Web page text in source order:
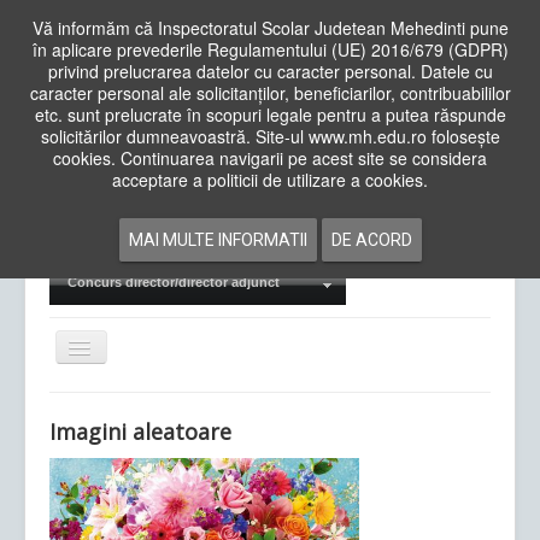
Vă informăm că Inspectoratul Scolar Judetean Mehedinti pune
în aplicare prevederile Regulamentului (UE) 2016/679 (GDPR)
privind prelucrarea datelor cu caracter personal. Datele cu
caracter personal ale solicitanților, beneficiarilor, contribuabililor
etc. sunt prelucrate în scopuri legale pentru a putea răspunde
solicitărilor dumneavoastră. Site-ul www.mh.edu.ro folosește
cookies. Continuarea navigarii pe acest site se considera
acceptare a politicii de utilizare a cookies.
MAI MULTE INFORMATII DE ACORD
Cauta
in
siteAcasa Cadre Didactice
Examene Naționale
Concurs director/director adjunct
Comută
navigarea
Imagini aleatoare